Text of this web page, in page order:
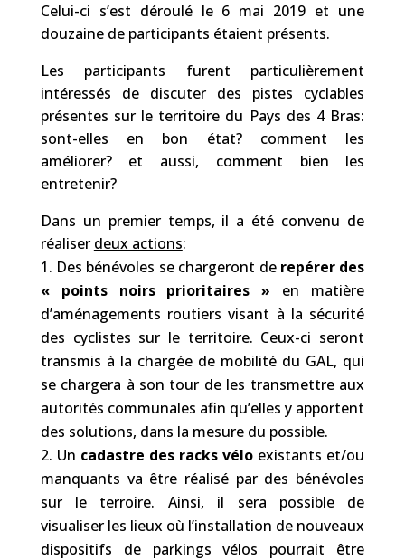
Celui-ci s’est déroulé le 6 mai 2019 et une
douzaine de participants étaient présents.
Les participants furent particulièrement
intéressés de discuter des pistes cyclables
présentes sur le territoire du Pays des 4 Bras:
sont-elles en bon état? comment les
améliorer? et aussi, comment bien les
entretenir?
Dans un premier temps, il a été convenu de
réaliser deux actions:
Des bénévoles se chargeront de repérer des
« points noirs prioritaires » en matière
d’aménagements routiers visant à la sécurité
des cyclistes sur le territoire. Ceux-ci seront
transmis à la chargée de mobilité du GAL, qui
se chargera à son tour de les transmettre aux
autorités communales afin qu’elles y apportent
des solutions, dans la mesure du possible.
Un cadastre des racks vélo existants et/ou
manquants va être réalisé par des bénévoles
sur le terroire. Ainsi, il sera possible de
visualiser les lieux où l’installation de nouveaux
dispositifs de parkings vélos pourrait être